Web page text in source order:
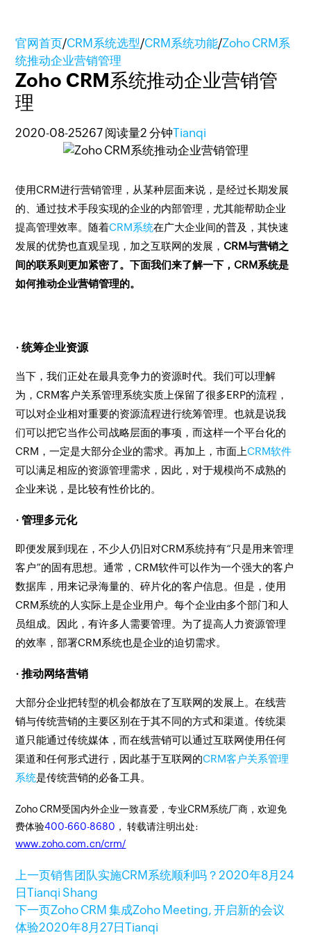
官网首页/CRM系统选型/CRM系统功能/Zoho CRM系
统推动企业营销管理
Zoho CRM系统推动企业营销管
理
2020-08-25267 阅读量2 分钟Tianqi
使用CRM进行营销管理，从某种层面来说，是经过长期发展
的、通过技术手段实现的企业的内部管理，尤其能帮助企业
提高管理效率。随着CRM系统在广大企业间的普及，其快速
发展的优势也直观呈现，加之互联网的发展，CRM与营销之
间的联系则更加紧密了。下面我们来了解一下，CRM系统是
如何推动企业营销管理的。
· 统筹企业资源
当下，我们正处在最具竞争力的资源时代。我们可以理解
为，CRM客户关系管理系统实质上保留了很多ERP的流程，
可以对企业相对重要的资源流程进行统筹管理。也就是说我
们可以把它当作公司战略层面的事项，而这样一个平台化的
CRM，一定是大部分企业的需求。再加上，市面上CRM软件
可以满足相应的资源管理需求，因此，对于规模尚不成熟的
企业来说，是比较有性价比的。
· 管理多元化
即便发展到现在，不少人仍旧对CRM系统持有“只是用来管理
客户”的固有思想。通常，CRM软件可以作为一个强大的客户
数据库，用来记录海量的、碎片化的客户信息。但是，使用
CRM系统的人实际上是企业用户。每个企业由多个部门和人
员组成。因此，有许多人需要管理。为了提高人力资源管理
的效率，部署CRM系统也是企业的迫切需求。
· 推动网络营销
大部分企业把转型的机会都放在了互联网的发展上。在线营
销与传统营销的主要区别在于其不同的方式和渠道。传统渠
道只能通过传统媒体，而在线营销可以通过互联网使用任何
渠道和任何形式进行，因此基于互联网的CRM客户关系管理
系统是传统营销的必备工具。
Zoho CRM受国内外企业一致喜爱，专业CRM系统厂商，欢迎免
费体验400-660-8680 ， 转载请注明出处:
www.zoho.com.cn/crm/
上一页销售团队实施CRM系统顺利吗？2020年8月24
日Tianqi Shang
下一页Zoho CRM 集成Zoho Meeting, 开启新的会议
体验2020年8月27日Tianqi